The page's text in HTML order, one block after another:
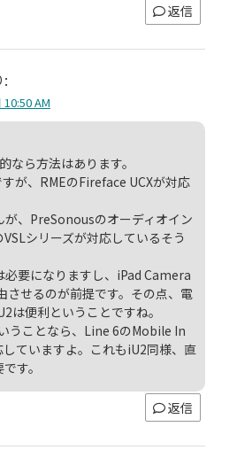
返信
:
AM
ら方法はあります。
が、RMEのFireface UCXが対応
が、PreSonousのオーディオイン
シリーズが対応しているそう
必要になりますし、iPad Camera
せるのが前提です。その点、電
は便利ということですね。
うことなら、Line 6のMobile In
ていますよ。これもiU2同様、直
す。
返信